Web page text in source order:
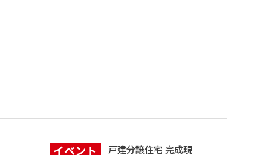
イベント
戸建分譲住宅 完成現